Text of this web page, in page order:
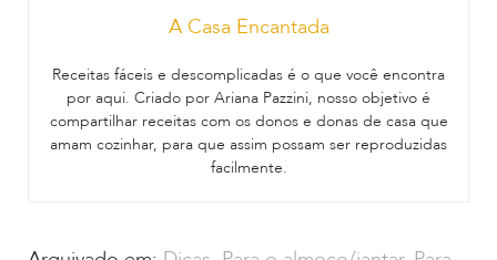
A Casa Encantada
Receitas fáceis e descomplicadas é o que você encontra
por aqui. Criado por Ariana Pazzini, nosso objetivo é
compartilhar receitas com os donos e donas de casa que
amam cozinhar, para que assim possam ser reproduzidas
facilmente.